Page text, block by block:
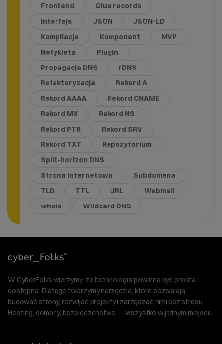
Frontend
Glue records
Interfejs
JSON
JSON-LD
Kompilacja
Komponent
MVP
Netykieta
Plugin
Propagacja DNS
rDNS
Refaktoryzacja
Rekord A
Rekord AAAA
Rekord CNAME
Rekord MX
Rekord NS
Rekord PTR
Rekord SRV
Rekord TXT
Repozytorium
Split-horizon DNS
Strona internetowa
Subdomena
TLD
TTL URL
Webmail
whois
Wildcard DNS
W CyberFolks wierzymy, że technologia powinna być prosta i
dostępna. Dlatego tworzymy narzędzia, które pozwalają
budować strony, rozwijać projekty i zarządzać nimi bez stresu.
Hosting, domeny, bezpieczeństwo — wszystko w jednym miejscu.